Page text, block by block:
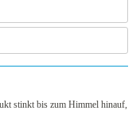
stinkt bis zum Himmel hinauf,